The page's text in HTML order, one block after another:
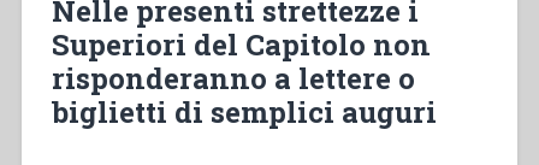
Nelle presenti strettezze i
Superiori del Capitolo non
risponderanno a lettere o
biglietti di semplici auguri